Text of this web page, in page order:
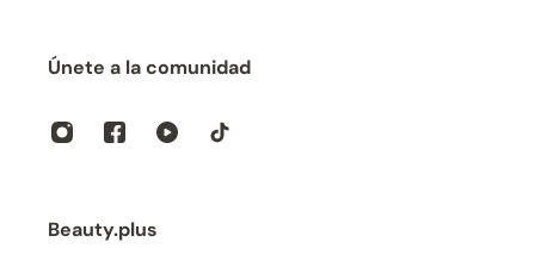
Únete a la comunidad
Beauty.plus